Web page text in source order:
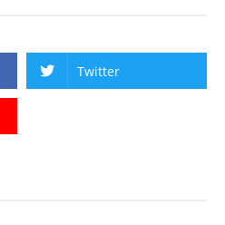
Twitter